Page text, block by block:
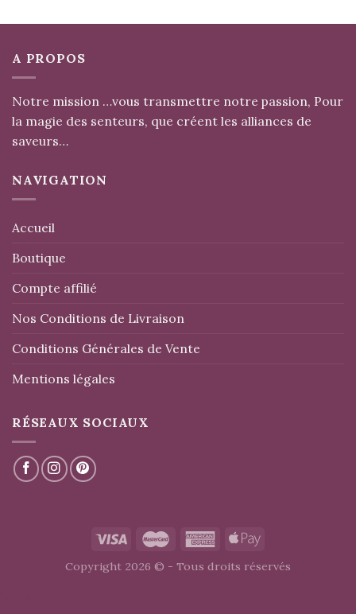
A PROPOS
Notre mission …vous transmettre notre passion, Pour
la magie des senteurs, que créent les alliances de
saveurs…
NAVIGATION
Accueil
Boutique
Compte affilié
Nos Conditions de Livraison
Conditions Générales de Vente
Mentions légales
RÉSEAUX SOCIAUX
Copyright 2026 © - Tous droits réservés